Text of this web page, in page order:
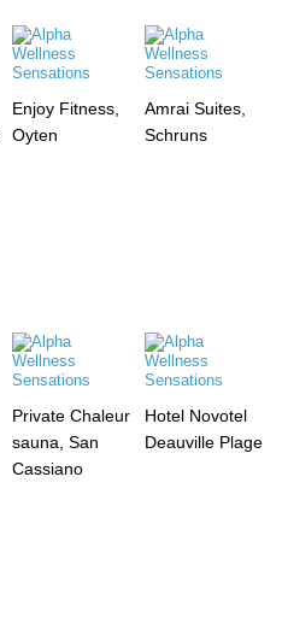
Enjoy Fitness,
Oyten
Amrai Suites,
Schruns
Private Chaleur
sauna, San
Cassiano
Hotel Novotel
Deauville Plage